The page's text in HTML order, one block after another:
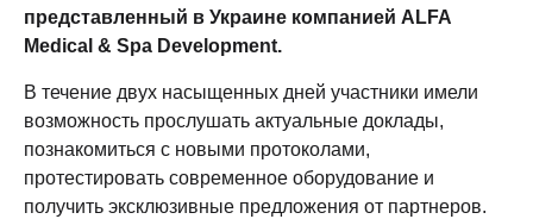
представленный в Украине компанией ALFA
Medical & Spa Development.
В течение двух насыщенных дней участники имели
возможность прослушать актуальные доклады,
познакомиться с новыми протоколами,
протестировать современное оборудование и
получить эксклюзивные предложения от партнеров.